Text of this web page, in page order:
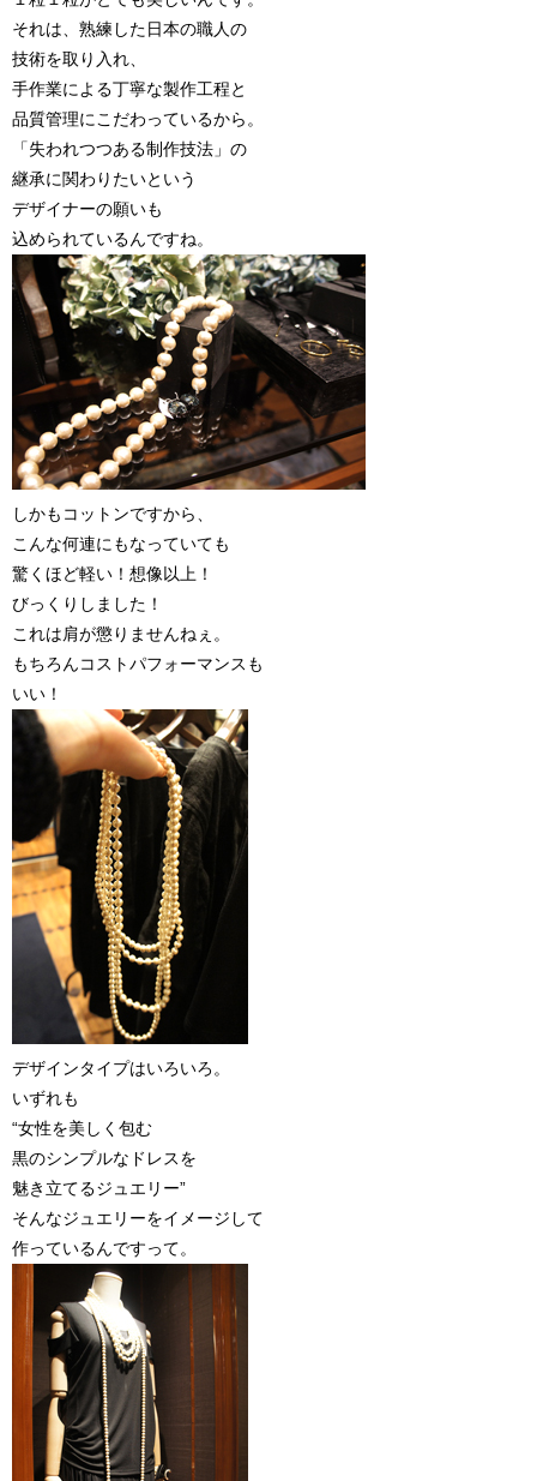
それは、熟練した日本の職人の
技術を取り入れ、
手作業による丁寧な製作工程と
品質管理にこだわっているから。
「失われつつある制作技法」の
継承に関わりたいという
デザイナーの願いも
込められているんですね。
しかもコットンですから、
こんな何連にもなっていても
驚くほど軽い！想像以上！
びっくりしました！
これは肩が懲りませんねぇ。
もちろんコストパフォーマンスも
いい！
デザインタイプはいろいろ。
いずれも
“女性を美しく包む
黒のシンプルなドレスを
魅き立てるジュエリー”
そんなジュエリーをイメージして
作っているんですって。